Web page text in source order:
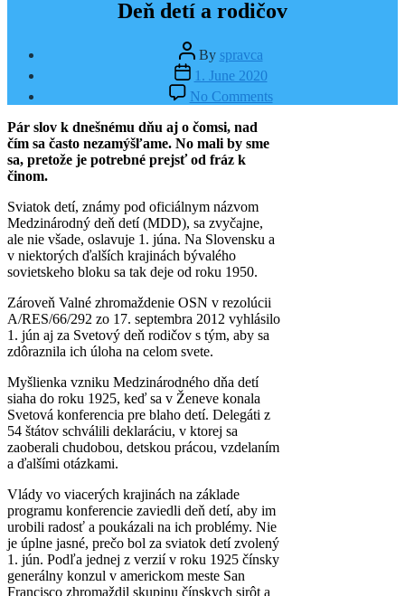
Deň detí a rodičov
Post
author
By spravca
Post
date
1. June 2020
No Commentson
Deň
Pár slov k dnešnému dňu aj o čomsi, nad
čím sa často nezamýšľame. No mali by sme
sa, pretože je potrebné prejsť od fráz k
činom.
Sviatok detí, známy pod oficiálnym názvom
Medzinárodný deň detí (MDD), sa zvyčajne,
ale nie všade, oslavuje 1. júna. Na Slovensku a
v niektorých ďalších krajinách bývalého
sovietskeho bloku sa tak deje od roku 1950.
Zároveň Valné zhromaždenie OSN v rezolúcii
A/RES/66/292 zo 17. septembra 2012 vyhlásilo
1. jún aj za Svetový deň rodičov s tým, aby sa
zdôraznila ich úloha na celom svete.
Myšlienka vzniku Medzinárodného dňa detí
siaha do roku 1925, keď sa v Ženeve konala
Svetová konferencia pre blaho detí. Delegáti z
54 štátov schválili deklaráciu, v ktorej sa
zaoberali chudobou, detskou prácou, vzdelaním
a ďalšími otázkami.
Vlády vo viacerých krajinách na základe
programu konferencie zaviedli deň detí, aby im
urobili radosť a poukázali na ich problémy. Nie
je úplne jasné, prečo bol za sviatok detí zvolený
1. jún. Podľa jednej z verzií v roku 1925 čínsky
generálny konzul v americkom meste San
Francisco zhromaždil skupinu čínskych sirôt a